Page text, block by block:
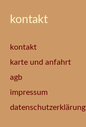
kontakt
kontakt
karte und anfahrt
agb
impressum
datenschutzerklärung